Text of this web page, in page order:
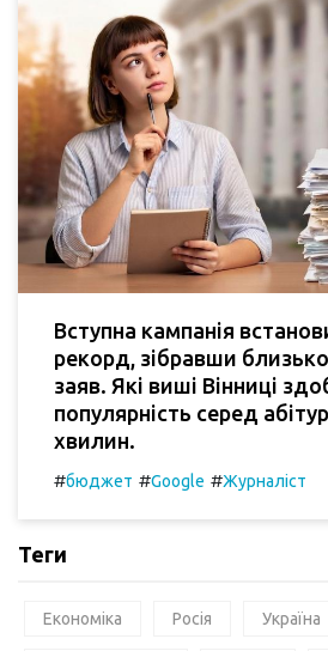
Вступна кампанія
рекорд, зібравши
заяв. Які виші Вінниці
популярність серед
хвилин.
#бюджет #Google #Журналіст
Теги
Економіка Росія Україна